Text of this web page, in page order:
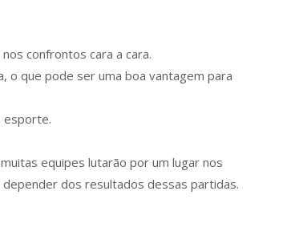
confrontos cara a cara.
o que pode ser uma boa vantagem para
esporte.
equipes lutarão por um lugar nos
dos resultados dessas partidas.